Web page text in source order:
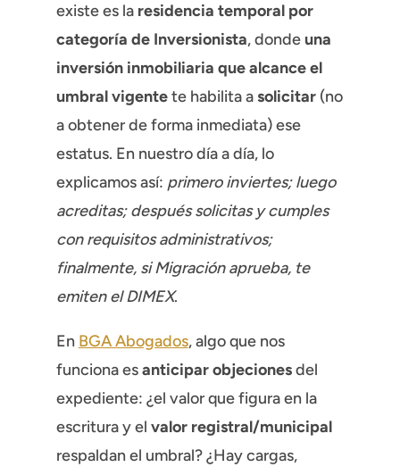
existe es la residencia temporal por
categoría de Inversionista, dondeuna
inversión inmobiliaria que alcance el
umbral vigentete habilita asolicitar(no
a obtener de forma inmediata) ese
estatus. En nuestro día a día, lo
explicamos así: primero inviertes; luego
acreditas; después solicitas y cumples
con requisitos administrativos;
finalmente, si Migración aprueba, te
emiten el DIMEX.
En BGA Abogados, algo que nos
funciona esanticipar objecionesdel
expediente: ¿el valor que figura en la
escritura y el valor registral/municipal
respaldan el umbral? ¿Hay cargas,